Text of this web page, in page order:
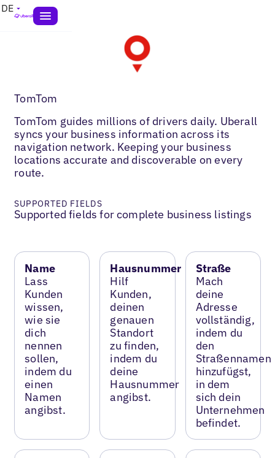
DE
TomTom
TomTom guides millions of drivers daily. Uberall
syncs your business information across its
navigation network. Keeping your business
locations accurate and discoverable on every
route.
SUPPORTED FIELDS
Supported fields for complete business listings
Name
Lass
Kunden
wissen,
wie sie
dich
nennen
sollen,
indem du
einen
Namen
angibst.
Hausnummer
Hilf
Kunden,
deinen
genauen
Standort
zu finden,
indem du
deine
Hausnummer
angibst.
Straße
Mach
deine
Adresse
vollständig,
indem du
den
Straßennamen
hinzufügst,
in dem
sich dein
Unternehmen
befindet.